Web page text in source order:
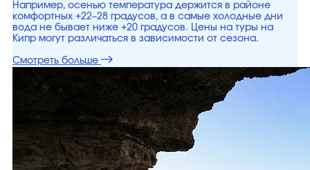
Например, осенью температура держится в районе
комфортных +22–28 градусов, а в самые холодные дни
вода не бывает ниже +20 градусов. Цены на туры на
Кипр могут различаться в зависимости от сезона.
Смотреть больше